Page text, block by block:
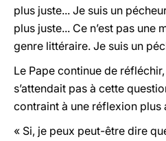
plus juste... Je suis un
plus juste... Ce n’est pas une
genre littéraire. Je suis un
Le Pape continue de
s’attendait pas à cette
contraint à une réflexion
« Si, je peux peut-être dire